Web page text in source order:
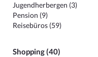
Jugendherbergen (3)
Pension (9)
Reisebüros (59)
Shopping (40)